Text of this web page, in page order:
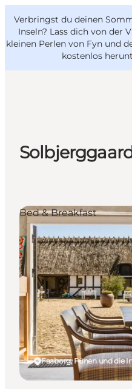
Verbringst du deinen
Inseln? Lass dich von der
kleinen Perlen von Fyn und
kostenlos
Outdoor & bike
Essen & trinken
VisitFyn
Deutsch
Faaborg, Fünen und die
Bed & Breakfast